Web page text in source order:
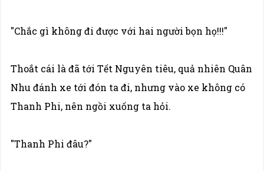
"Chắc gì không đi được với hai người bọn họ!!!"
Thoắt cái là đã tới Tết Nguyên tiêu, quả nhiên Quân
Nhu đánh xe tới đón ta đi, nhưng vào xe không có
Thanh Phi, nên ngồi xuống ta hỏi.
"Thanh Phi đâu?"